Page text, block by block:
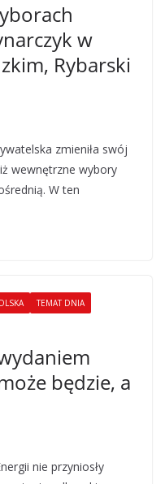
w
Rybarski
zmieniła swój
wewnętrzne wybory
W ten
TEMAT DNIA
będzie, a
nie przyniosły